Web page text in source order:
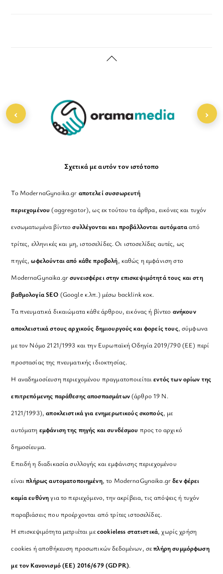
Back
Σχετικά με αυτόν τον ιστότοπο
Το ModernaGynaika.gr αποτελεί συσσωρευτή
περιεχομένου (aggregator), ως εκ τούτου τα άρθρα, εικόνες και τυχόν
ενσωματωμένα βίντεοσυλλέγονται και προβάλλονται αυτόματααπό
τρίτες, ελληνικές και μη, ιστοσελίδες. Οι ιστοσελίδες αυτές, ως
πηγές,ωφελούνται από κάθε προβολή, καθώς η εμφάνιση στο
ModernaGynaika.grσυνεισφέρει στην επισκεψιμότητά τους και στη
βαθμολογία SEO (Google κ.λπ.) μέσω backlink κοκ.
Τα πνευματικά δικαιώματα κάθε άρθρου, εικόνας ή βίντεο ανήκουν
αποκλειστικά στους αρχικούς δημιουργούς και φορείς τους, σύμφωνα
με τον Νόμο 2121/1993 και την Ευρωπαϊκή Οδηγία 2019/790 (ΕΕ) περί
προστασίας της πνευματικής ιδιοκτησίας.
Η αναδημοσίευση περιεχομένου πραγματοποιείταιεντός των ορίων της
επιτρεπόμενης παράθεσης αποσπασμάτων(άρθρο 19 Ν.
2121/1993), αποκλειστικά για ενημερωτικούς σκοπούς, με
αυτόματη εμφάνιση της πηγής και συνδέσμου προς το αρχικό
δημοσίευμα.
Επειδή η διαδικασία συλλογής και εμφάνισης περιεχομένου
είναιπλήρως αυτοματοποιημένη, το ModernaGynaika.grδεν φέρει
καμία ευθύνηγια το περιεχόμενο, την ακρίβεια, τις απόψεις ή τυχόν
παραβιάσεις που προέρχονται από τρίτες ιστοσελίδες.
Η επισκεψιμότητα μετριέται μεcookieless στατιστικά, χωρίς χρήση
cookies ή αποθήκευση προσωπικών δεδομένων, σεπλήρη συμμόρφωση
με τον Κανονισμό (ΕΕ) 2016/679 (GDPR).
‹ ›